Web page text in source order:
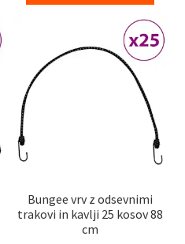
Bungee vrv z odsevnimi
trakovi in kavlji 25 kosov 88
cm